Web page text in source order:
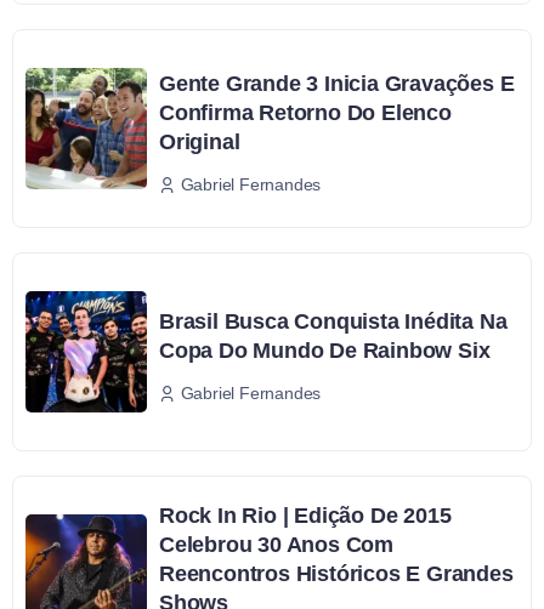
Gente Grande 3 Inicia Gravações E
Confirma Retorno Do Elenco
Original
Gabriel Fernandes
Brasil Busca Conquista Inédita Na
Copa Do Mundo De Rainbow Six
Gabriel Fernandes
Rock In Rio | Edição De 2015
Celebrou 30 Anos Com
Reencontros Históricos E Grandes
Shows